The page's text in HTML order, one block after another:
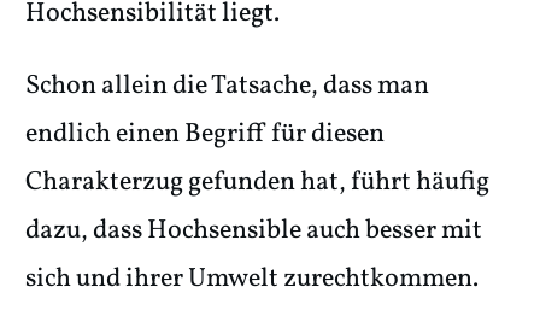
Hochsensibilität liegt.
Schon allein die Tatsache, dass man
endlich einen Begriff für diesen
Charakterzug gefunden hat, führt häufig
dazu, dass Hochsensible auch besser mit
sich und ihrer Umwelt zurechtkommen.